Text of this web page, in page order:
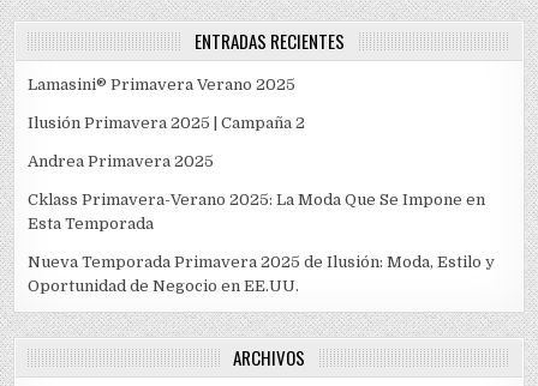
ENTRADAS RECIENTES
Lamasini® Primavera Verano 2025
Ilusión Primavera 2025 | Campaña 2
Andrea Primavera 2025
Cklass Primavera-Verano 2025: La Moda Que Se Impone en
Esta Temporada
Nueva Temporada Primavera 2025 de Ilusión: Moda, Estilo y
Oportunidad de Negocio en EE.UU.
ARCHIVOS